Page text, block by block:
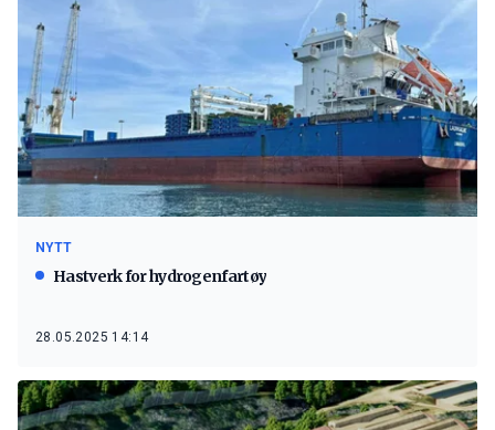
NYTT
Hastverk for hydrogenfartøy
28.05.2025 14:14